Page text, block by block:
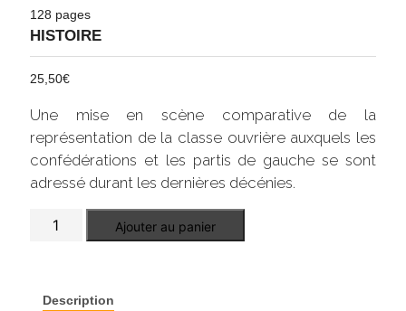
128 pages
HISTOIRE
25,50€
Une mise en scène comparative de la
représentation de la classe ouvrière auxquels les
confédérations et les partis de gauche se sont
adressé durant les dernières décénies.
Ajouter au panier
Description